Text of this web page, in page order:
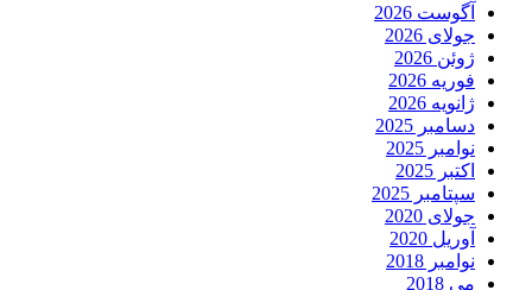
آگوست 2026
جولای 2026
ژوئن 2026
فوریه 2026
ژانویه 2026
دسامبر 2025
نوامبر 2025
اکتبر 2025
سپتامبر 2025
جولای 2020
آوریل 2020
نوامبر 2018
می 2018